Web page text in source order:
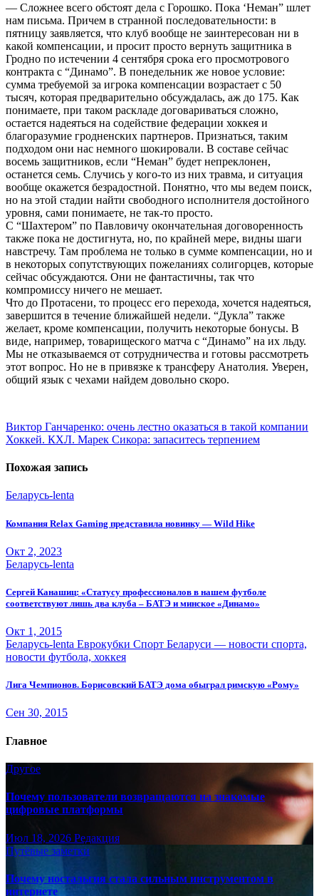
— Сложнее всего обстоят дела с Горошко. Пока ‘Неман” шлет
нам письма. Причем в странной последовательности: в
пятницу заявляется, что клуб вообще не заинтересован ни в
какой компенсации, и просит просто вернуть защитника в
Гродно по истечении 4 сентября срока его просмотрового
контракта с “Динамо”. В понедельник же новое условие:
сумма требуемой за игрока компенсации возрастает с 50
тысяч, которая предварительно обсуждалась, аж до 175. Как
понимаете, при таком раскладе договариваться сложно,
остается надеяться на содействие федерации хоккея и
благоразумие гродненских партнеров. Признаться, таким
подходом они нас немного шокировали. В составе сейчас
восемь защитников, если “Неман” будет непреклонен,
останется семь. Случись у кого-то из них травма, и ситуация
вообще окажется безрадостной. Понятно, что мы ведем поиск,
но на этой стадии найти свободного исполнителя достойного
уровня, сами понимаете, не так-то просто.
С “Шахтером” по Павловичу окончательная договоренность
также пока не достигнута, но, по крайней мере, видны шаги
навстречу. Там проблема не только в сумме компенсации, но и
в некоторых сопутствующих пожеланиях солигорцев, которые
сейчас обсуждаются. Они не фантастичны, так что
компромиссу ничего не мешает.
Что до Протасени, то процесс его перехода, хочется надеяться,
завершится в течение ближайшей недели. “Дукла” также
желает, кроме компенсации, получить некоторые бонусы. В
виде, например, товарищеского матча с “Динамо” на их льду.
Мы не отказываемся от сотрудничества и готовы рассмотреть
этот вопрос. Но не в привязке к трансферу Анатолия. Уверен,
общий язык с чехами найдем довольно скоро.
по
записям
Виктор Ганчаренко: очень лестно оказаться в такой компании
Хоккей. КХЛ. Марек Сикора: запаситесь терпением
Похожая запись
Беларусь-lenta
Компания Relax Gaming представила новинку — Wild Hike
Окт 2, 2023
Беларусь-lenta
Сергей Канашиц: «Статусу профессионалов в нашем футболе
соответствуют лишь два клуба – БАТЭ и минское «Динамо»
Окт 1, 2015
Беларусь-lenta Еврокубки Спорт Беларуси — новости спорта,
новости футбола, хоккея
Лига Чемпионов. Борисовский БАТЭ дома обыграл римскую «Рому»
Сен 30, 2015
Главное
Другое
Почему пользователи возвращаются на знакомые
цифровые платформы
Июл 18, 2026 Редакция
Путёвые заметки
Почему ностальгия стала сильным инструментом в
интернете